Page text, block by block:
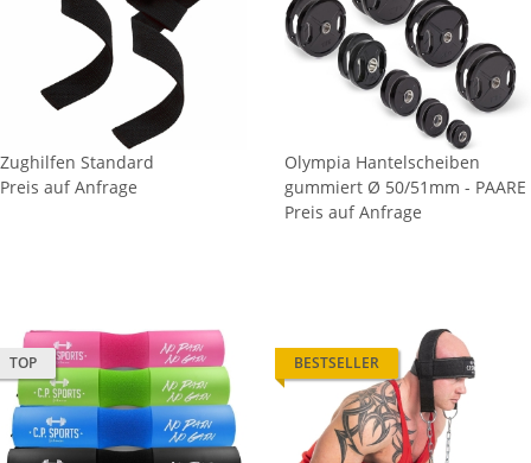
Zughilfen Standard
Preis auf Anfrage
Olympia Hantelscheiben
gummiert Ø 50/51mm - PAARE
Preis auf Anfrage
TOP BESTSELLER